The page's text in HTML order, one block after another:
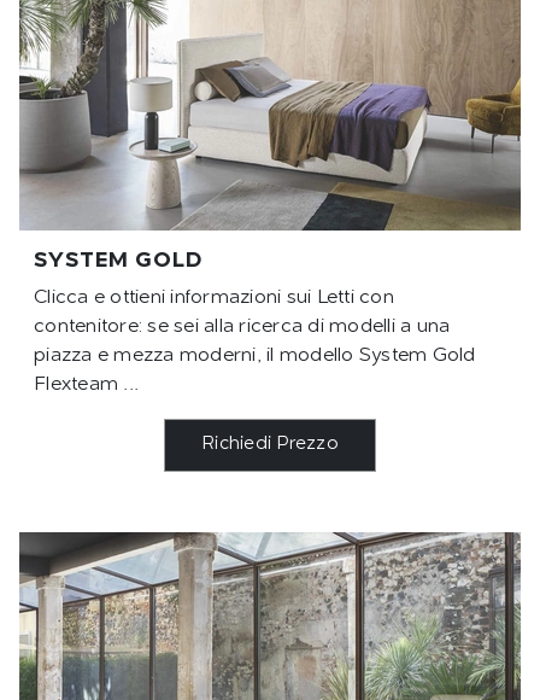
SYSTEM GOLD
Clicca e ottieni informazioni sui Letti con
contenitore: se sei alla ricerca di modelli a una
piazza e mezza moderni, il modello System Gold
Flexteam ...
Richiedi Prezzo